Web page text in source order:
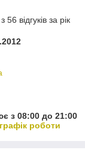
відгуків за рік
з 08:00 до 21:00
роботи